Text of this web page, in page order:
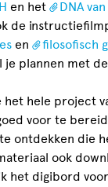
en het DNA
de
en filosofisch
je plannen met
het hele project
voor te
ontdekken die
ook
het digibord